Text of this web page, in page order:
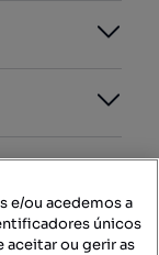
e/ou acedemos a
únicos
aceitar ou gerir as